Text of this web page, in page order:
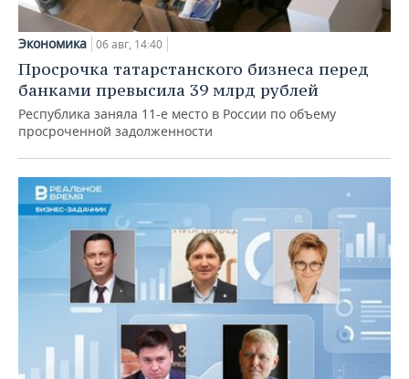
Экономика 06 авг, 14:40
Просрочка татарстанского бизнеса перед
банками превысила 39 млрд рублей
Республика заняла 11-е место в России по объему
просроченной задолженности